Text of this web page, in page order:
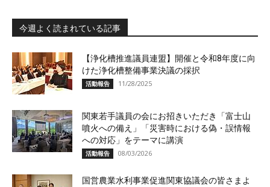
今週よく読まれている記事
【浄化槽推進議員連盟】開催と令和8年度に向
けた浄化槽整備事業決議の採択
活動報告 11/28/2025
関東若手議員の会にお招きいただき「富士山
噴火への備え」「災害時における偽・誤情報
への対応」をテーマに講演
活動報告 08/03/2026
国営農業水利事業促進関東協議会の皆さまよ